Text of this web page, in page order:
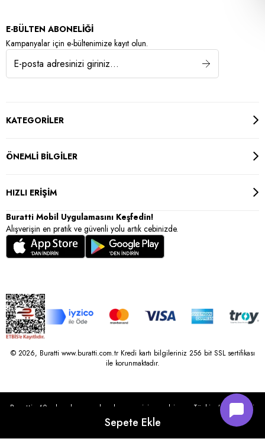
E-BÜLTEN ABONELİĞİ
Kampanyalar için e-bültenimize kayıt olun.
KATEGORİLER
ÖNEMLİ BİLGİLER
HIZLI ERİŞİM
Buratti Mobil Uygulamasını Keşfedin!
Alışverişin en pratik ve güvenli yolu artık cebinizde.
© 2026, Buratti www.buratti.com.tr Kredi kartı bilgileriniz 256 bit SSL sertifikası
ile korunmaktadır.
Buratti, 40 yılı aşkın perakende geçmişine sahip ve Türkiye’nin çeşitli
illerinde 22 şubesi bulunan Çetin Family Mağazacılık tarafından
kurulmuştur.